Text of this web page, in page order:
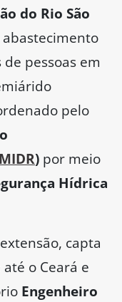
do Rio São
pessoas em
pelo
MIDR) por meio
Hídrica
capta
até o Ceará e
Engenheiro